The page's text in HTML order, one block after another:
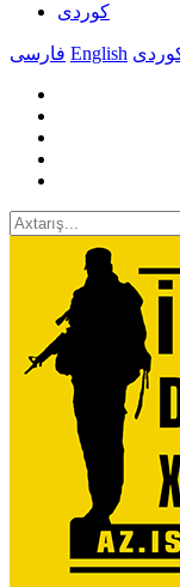
کوردی
فارسی English